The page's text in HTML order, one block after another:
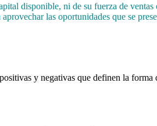
disponible, ni de su fuerza de
las oportunidades que se
y negativas que definen la